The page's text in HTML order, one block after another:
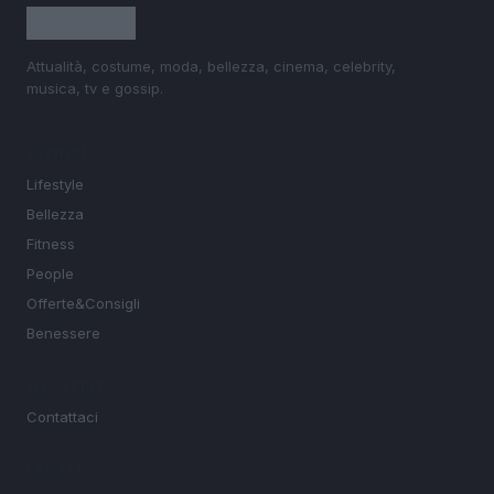
Attualità, costume, moda, bellezza, cinema, celebrity,
musica, tv e gossip.
Lifestyle
Bellezza
Fitness
People
Offerte&Consigli
Benessere
Contattaci